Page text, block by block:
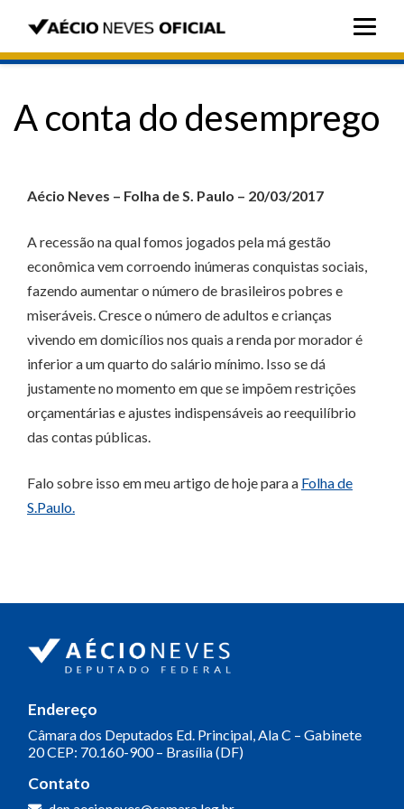
A conta do desemprego
Aécio Neves – Folha de S. Paulo – 20/03/2017
A recessão na qual fomos jogados pela má gestão
econômica vem corroendo inúmeras conquistas sociais,
fazendo aumentar o número de brasileiros pobres e
miseráveis. Cresce o número de adultos e crianças
vivendo em domicílios nos quais a renda por morador é
inferior a um quarto do salário mínimo. Isso se dá
justamente no momento em que se impõem restrições
orçamentárias e ajustes indispensáveis ao reequilíbrio
das contas públicas.
Falo sobre isso em meu artigo de hoje para a Folha de
S.Paulo.
Endereço
Câmara dos Deputados Ed. Principal, Ala C – Gabinete
20CEP: 70.160-900 – Brasília (DF)
Contato